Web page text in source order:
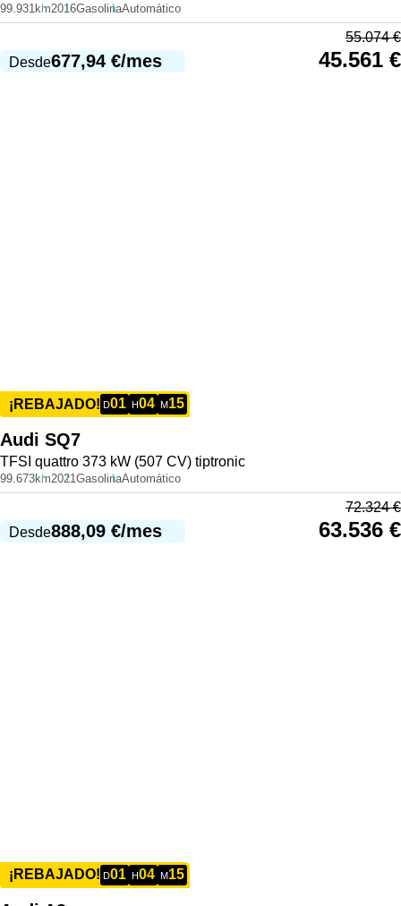
99.931km2016GasolinaAutomático
Desde677,94 €/mes
55.074€
45.561 €
¡REBAJADO! D01 H04 M15
Audi SQ7
TFSI quattro 373 kW (507 CV) tiptronic
99.673km2021GasolinaAutomático
Desde888,09 €/mes
72.324€
63.536 €
¡REBAJADO! D01 H04 M15